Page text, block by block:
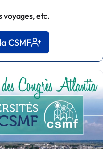
voyages, etc.
CSMF